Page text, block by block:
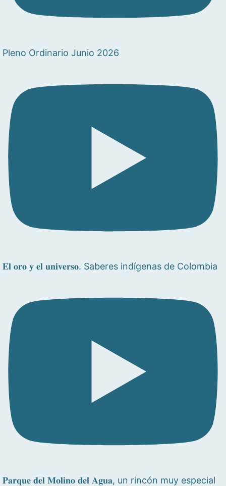
Pleno Ordinario Junio 2026
𝐄𝐥 𝐨𝐫𝐨 𝐲 𝐞𝐥 𝐮𝐧𝐢𝐯𝐞𝐫𝐬𝐨. Saberes indígenas de Colombia
𝐏𝐚𝐫𝐪𝐮𝐞 𝐝𝐞𝐥 𝐌𝐨𝐥𝐢𝐧𝐨 𝐝𝐞𝐥 𝐀𝐠𝐮𝐚, un rincón muy especial